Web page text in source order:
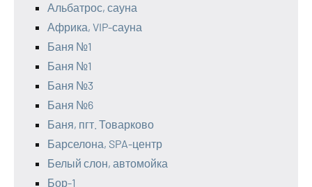
Альбатрос, сауна
Африка, VIP-сауна
Баня №1
Баня №1
Баня №3
Баня №6
Баня, пгт. Товарково
Барселона, SPA-центр
Белый слон, автомойка
Бор-1